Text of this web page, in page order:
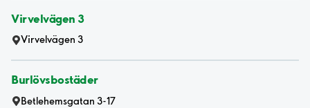
Virvelvägen 3
Virvelvägen 3
Burlövsbostäder
Betlehemsgatan 3-17